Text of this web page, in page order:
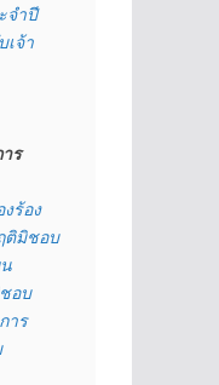
จำปี
จ้า
ร
ร้อง
ติมิชอบ
อบ
าร